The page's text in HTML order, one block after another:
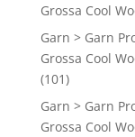
Grossa Cool
Garn > Garn
Grossa Cool
(101)
Garn > Garn
Grossa Cool